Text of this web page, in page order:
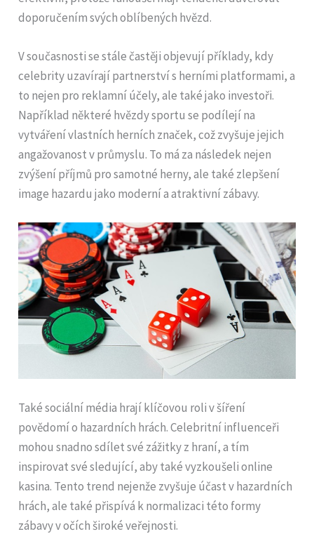
doporučením svých oblíbených hvězd.
V současnosti se stále častěji objevují příklady, kdy
celebrity uzavírají partnerství s herními platformami, a
to nejen pro reklamní účely, ale také jako investoři.
Například některé hvězdy sportu se podílejí na
vytváření vlastních herních značek, což zvyšuje jejich
angažovanost v průmyslu. To má za následek nejen
zvýšení příjmů pro samotné herny, ale také zlepšení
image hazardu jako moderní a atraktivní zábavy.
Také sociální média hrají klíčovou roli v šíření
povědomí o hazardních hrách. Celebritní influenceři
mohou snadno sdílet své zážitky z hraní, a tím
inspirovat své sledující, aby také vyzkoušeli online
kasina. Tento trend nejenže zvyšuje účast v hazardních
hrách, ale také přispívá k normalizaci této formy
zábavy v očích široké veřejnosti.